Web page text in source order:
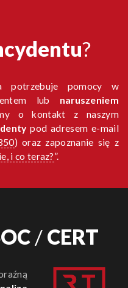
?
potrzebuje pomocy w
lub naruszeniem
o kontakt z naszym
pod adresem e-mail
) oraz zapoznanie się z
i co teraz?”.
/ CERT